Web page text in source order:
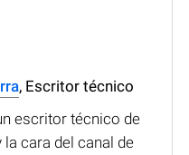
, Escritor técnico
escritor técnico de
cara del canal de